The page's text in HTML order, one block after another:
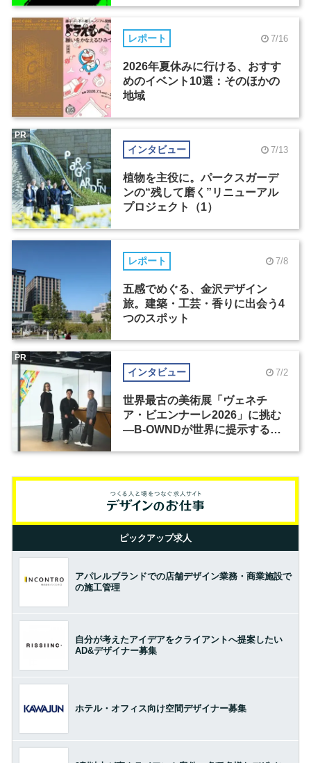
レポート 7/16
2026年夏休みに行ける、おすす
めのイベント10選：そのほかの
地域
インタビュー 7/13
植物を主役に。パークスガーデ
ンの“残して磨く”リニューアル
プロジェクト（1）
PR
レポート 7/8
五感でめぐる、金沢デザイン
旅。建築・工芸・香りに出会う4
つのスポット
インタビュー 7/2
世界最古の美術展「ヴェネチ
ア・ビエンナーレ2026」に挑む
―B-OWNDが世界に提示する美
PR
ピックアップ求人
アパレルブランドでの店舗デザイン業務・商業施設で
の施工管理
自分が考えたアイデアをクライアントへ提案したい
AD&デザイナー募集
ホテル・オフィス向け空間デザイナー募集